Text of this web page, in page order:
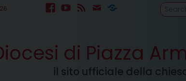
Sinodale
di Piazza
il sito ufficiale della